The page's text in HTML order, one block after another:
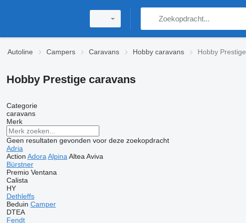
Autoline Campers Caravans Hobby caravans Hobby Prestige
Hobby Prestige caravans
Categorie
caravans
Merk
Geen resultaten gevonden voor deze zoekopdracht
Adria
Action Adora Alpina Altea Aviva
Bürstner
Premio Ventana
Calista
HY
Dethleffs
Beduin Camper
DTEA
Fendt